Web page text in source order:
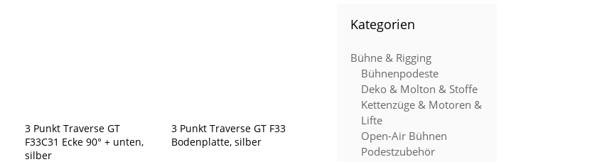
3 Punkt Traverse GT
F33C31 Ecke 90° + unten,
silber
3 Punkt Traverse GT F33
Bodenplatte, silber
Kategorien
Bühne & Rigging
Bühnenpodeste
Deko & Molton & Stoffe
Kettenzüge & Motoren &
Lifte
Open-Air Bühnen
Podestzubehör